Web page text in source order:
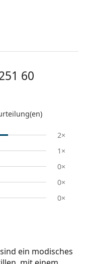
60
2×
1×
0×
0×
0×
ein modisches